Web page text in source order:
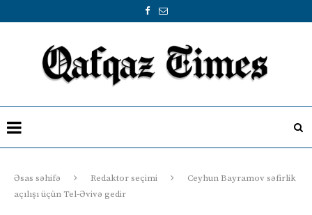
Əsas səhifə Redaktor seçimi
Ceyhun Bayramov səfirlik
açılışı üçün Tel-Əvivə gedir